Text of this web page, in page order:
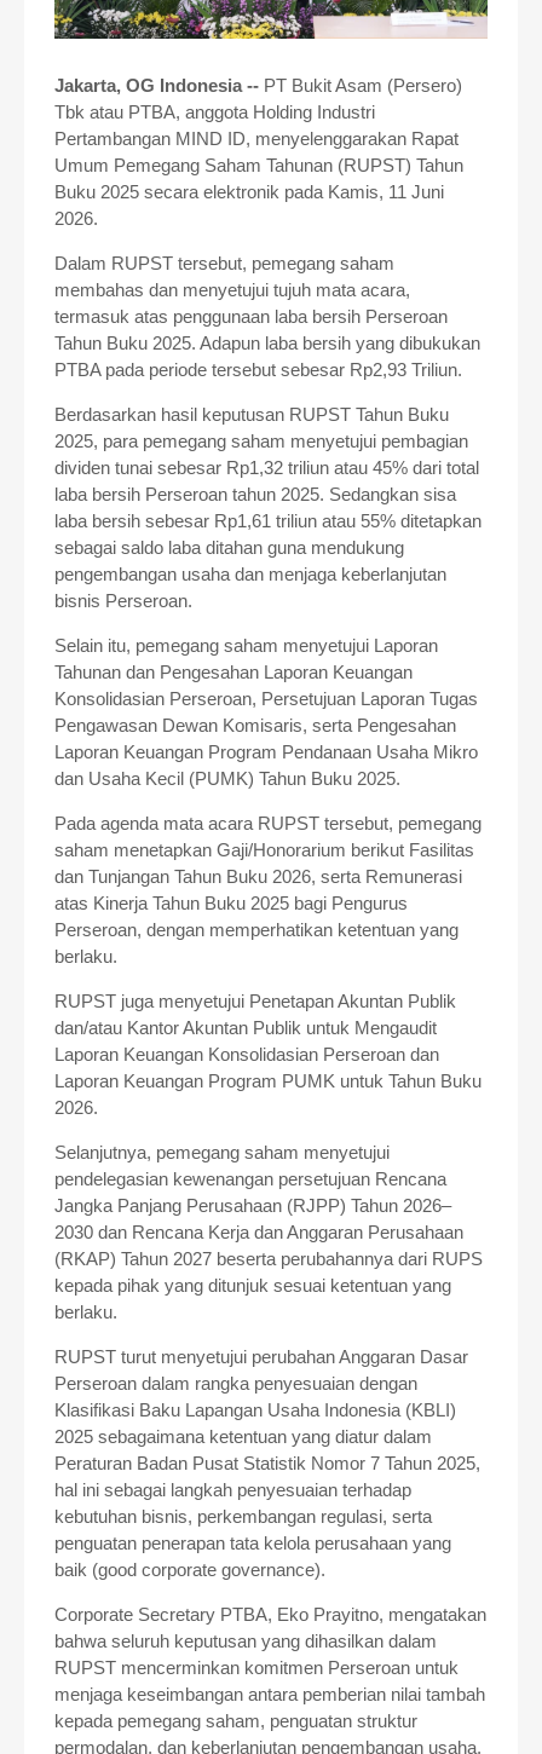
Jakarta, OG Indonesia -- PT Bukit Asam (Persero)
Tbk atau PTBA, anggota Holding Industri
Pertambangan MIND ID, menyelenggarakan Rapat
Umum Pemegang Saham Tahunan (RUPST) Tahun
Buku 2025 secara elektronik pada Kamis, 11 Juni
2026.
Dalam RUPST tersebut, pemegang saham
membahas dan menyetujui tujuh mata acara,
termasuk atas penggunaan laba bersih Perseroan
Tahun Buku 2025. Adapun laba bersih yang dibukukan
PTBA pada periode tersebut sebesar Rp2,93 Triliun.
Berdasarkan hasil keputusan RUPST Tahun Buku
2025, para pemegang saham menyetujui pembagian
dividen tunai sebesar Rp1,32 triliun atau 45% dari total
laba bersih Perseroan tahun 2025. Sedangkan sisa
laba bersih sebesar Rp1,61 triliun atau 55% ditetapkan
sebagai saldo laba ditahan guna mendukung
pengembangan usaha dan menjaga keberlanjutan
bisnis Perseroan.
Selain itu, pemegang saham menyetujui Laporan
Tahunan dan Pengesahan Laporan Keuangan
Konsolidasian Perseroan, Persetujuan Laporan Tugas
Pengawasan Dewan Komisaris, serta Pengesahan
Laporan Keuangan Program Pendanaan Usaha Mikro
dan Usaha Kecil (PUMK) Tahun Buku 2025.
Pada agenda mata acara RUPST tersebut, pemegang
saham menetapkan Gaji/Honorarium berikut Fasilitas
dan Tunjangan Tahun Buku 2026, serta Remunerasi
atas Kinerja Tahun Buku 2025 bagi Pengurus
Perseroan, dengan memperhatikan ketentuan yang
berlaku.
RUPST juga menyetujui Penetapan Akuntan Publik
dan/atau Kantor Akuntan Publik untuk Mengaudit
Laporan Keuangan Konsolidasian Perseroan dan
Laporan Keuangan Program PUMK untuk Tahun Buku
2026.
Selanjutnya, pemegang saham menyetujui
pendelegasian kewenangan persetujuan Rencana
Jangka Panjang Perusahaan (RJPP) Tahun 2026–
2030 dan Rencana Kerja dan Anggaran Perusahaan
(RKAP) Tahun 2027 beserta perubahannya dari RUPS
kepada pihak yang ditunjuk sesuai ketentuan yang
berlaku.
RUPST turut menyetujui perubahan Anggaran Dasar
Perseroan dalam rangka penyesuaian dengan
Klasifikasi Baku Lapangan Usaha Indonesia (KBLI)
2025 sebagaimana ketentuan yang diatur dalam
Peraturan Badan Pusat Statistik Nomor 7 Tahun 2025,
hal ini sebagai langkah penyesuaian terhadap
kebutuhan bisnis, perkembangan regulasi, serta
penguatan penerapan tata kelola perusahaan yang
baik (good corporate governance).
Corporate Secretary PTBA, Eko Prayitno, mengatakan
bahwa seluruh keputusan yang dihasilkan dalam
RUPST mencerminkan komitmen Perseroan untuk
menjaga keseimbangan antara pemberian nilai tambah
kepada pemegang saham, penguatan struktur
permodalan, dan keberlanjutan pengembangan usaha.